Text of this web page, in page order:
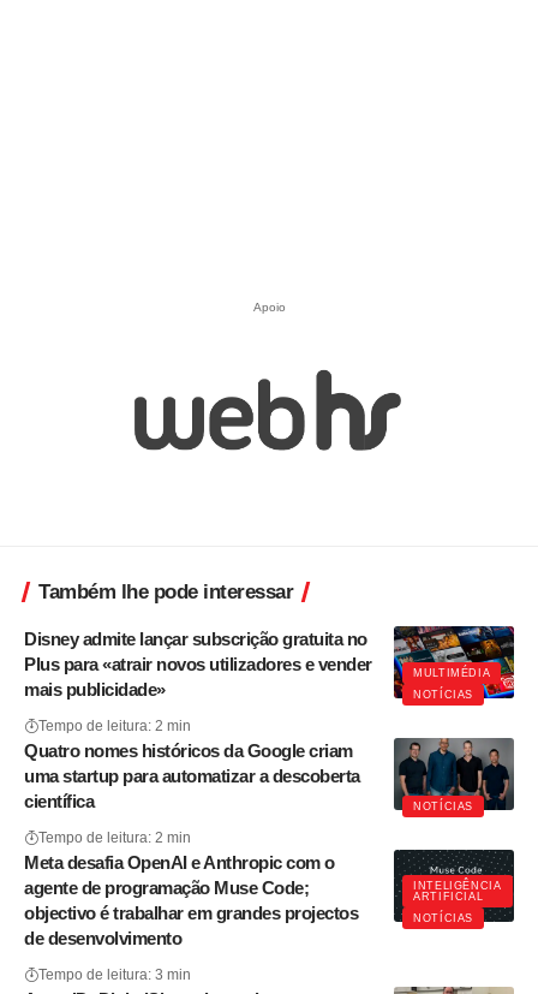
Apoio
Também lhe pode interessar
MULTIMÉDIA
NOTÍCIAS
Disney admite lançar subscrição gratuita no
Plus para «atrair novos utilizadores e vender
mais publicidade»
Tempo de leitura: 2 min
NOTÍCIAS
Quatro nomes históricos da Google criam
uma startup para automatizar a descoberta
científica
Tempo de leitura: 2 min
INTELIGÊNCIA
ARTIFICIAL
NOTÍCIAS
Meta desafia OpenAI e Anthropic com o
agente de programação Muse Code;
objectivo é trabalhar em grandes projectos
de desenvolvimento
Tempo de leitura: 3 min